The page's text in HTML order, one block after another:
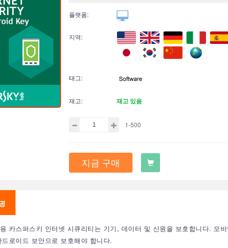
플랫폼:
지역:
태그:
재고: 재고 있음
1-500
지금 구매
카스퍼스키 인터넷 시큐리티는 기기, 데이터 및 신원을 보호합니다. 모
로이드 보안으로 보호해야 합니다.